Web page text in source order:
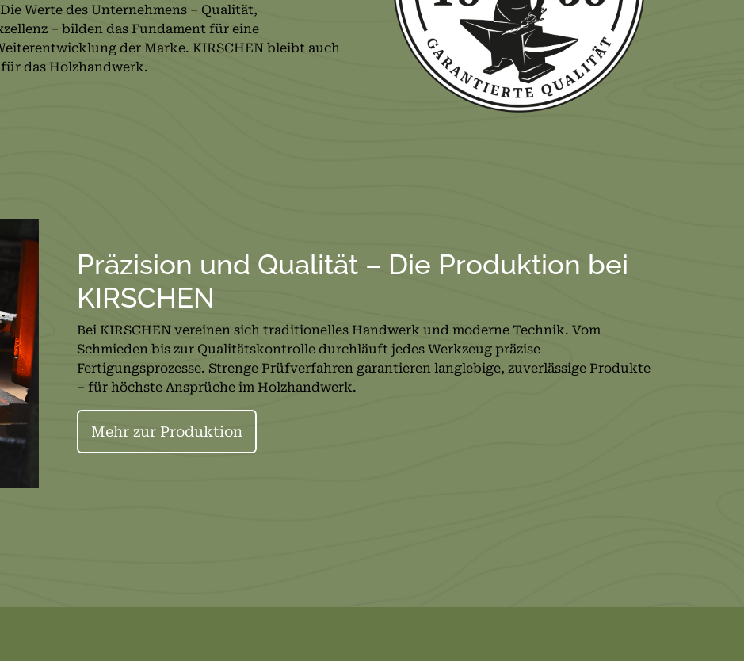
Werte des Unternehmens – Qualität,
– bilden das Fundament für eine
der Marke. KIRSCHEN bleibt auch
das Holzhandwerk.
Präzision und Qualität – Die Produktion bei
KIRSCHEN
Bei KIRSCHEN vereinen sich traditionelles Handwerk und moderne Technik. Vom
Schmieden bis zur Qualitätskontrolle durchläuft jedes Werkzeug präzise
Fertigungsprozesse. Strenge Prüfverfahren garantieren langlebige, zuverlässige Produkte
– für höchste Ansprüche im Holzhandwerk.
Mehr zur Produktion